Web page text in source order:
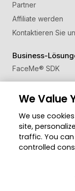
Partner
Affiliate werden
Kontaktieren Sie
Business-
FaceMe® SDK
Community
Mitgliederbereich
Blog
We Value
We use
site,
traffic. You
controlled